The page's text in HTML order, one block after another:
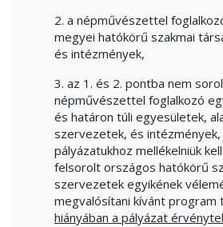
2. a népművészettel
megyei hatókörű szakmai
és intézmények,
3. az 1. és 2. pontba nem
népművészettel foglalkozó
és határon túli egyesületek,
szervezetek, és intézmények,
pályázatukhoz mellékelniük
felsorolt országos hatókörű
szervezetek egyikének
megvalósítani kívánt program
hiányában a pályázat